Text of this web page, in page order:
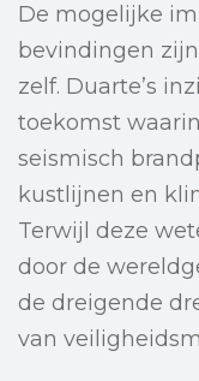
De mogelijke
bevindingen
zelf. Duarte’s
toekomst
seismisch
kustlijnen en
Terwijl deze
door de
de dreigende
van